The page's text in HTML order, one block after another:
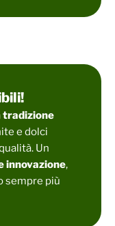
tradizione
e dolci
Un
innovazione,
sempre più